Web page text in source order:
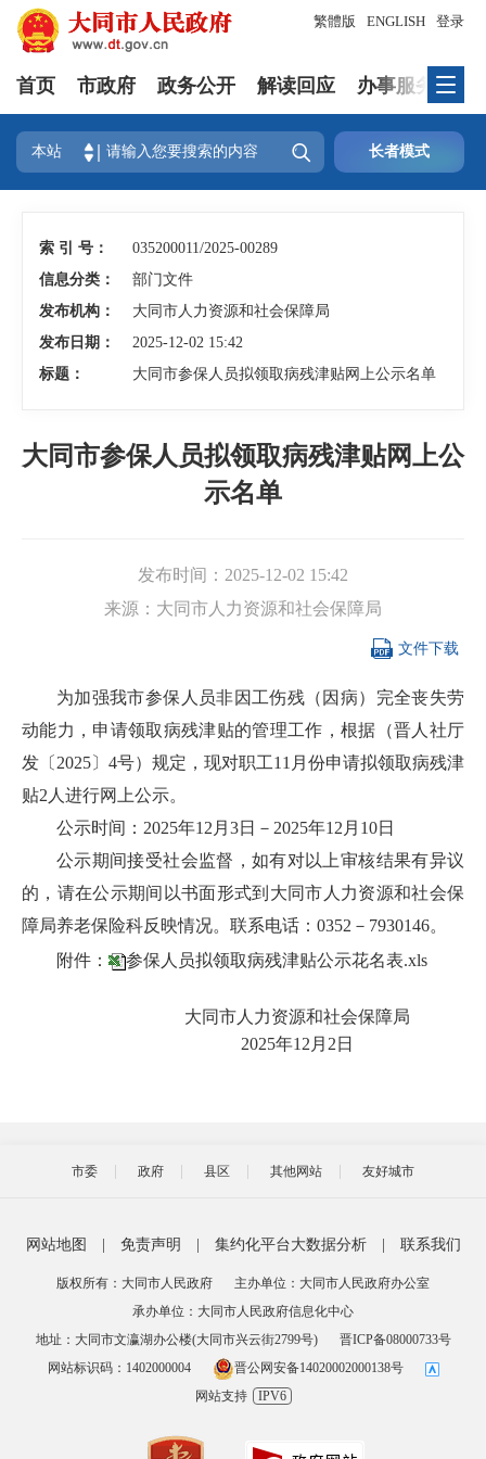
登录
繁體版 ENGLISH
首页 市政府 政务公开 解读回应 办事服务
本站  长者模式
索 引 号：
035200011/2025-00289
信息分类：
部门文件
发布机构：
大同市人力资源和社会保障局
发布日期：
2025-12-02 15:42
标题：
大同市参保人员拟领取病残津贴网上公示名单
大同市参保人员拟领取病残津贴网上公
示名单
发布时间： 2025-12-02 15:42
来源： 大同市人力资源和社会保障局
 文件下载
为加强我市参保人员非因工伤残（因病）完全丧失劳
动能力，申请领取病残津贴的管理工作，根据（晋人社厅
发〔2025〕4号）规定，现对职工11月份申请拟领取病残津
贴2人进行网上公示。
公示时间：2025年12月3日－2025年12月10日
公示期间接受社会监督，如有对以上审核结果有异议
的，请在公示期间以书面形式到大同市人力资源和社会保
障局养老保险科反映情况。联系电话：0352－7930146。
附件：
参保人员拟领取病残津贴公示花名表.xls
大同市人力资源和社会保障局
‎2025‎年‎12‎月‎2‎日
市委 政府 县区 其他网站 友好城市
网站地图 免责声明 集约化平台大数据分析 联系我们
版权所有：大同市人民政府
主办单位：大同市人民政府办公室
承办单位：大同市人民政府信息化中心
地址：大同市文瀛湖办公楼(大同市兴云街2799号)
晋ICP备08000733号
网站标识码：1402000004
晋公网安备14020002000138号
网站支持
IPV6